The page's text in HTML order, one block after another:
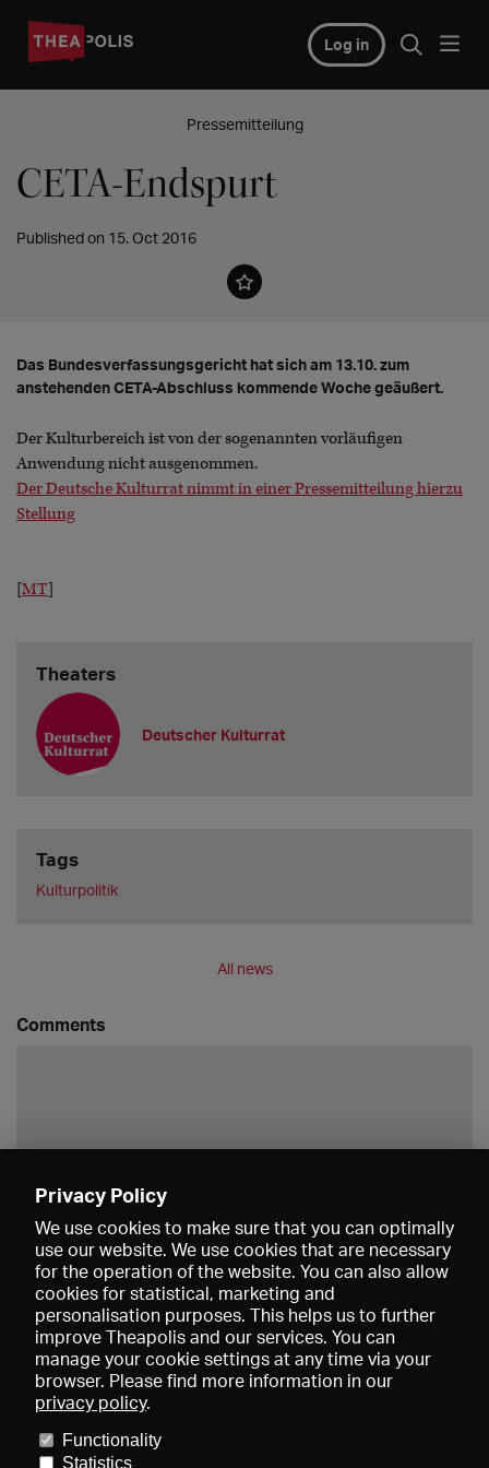
Log in
Pressemitteilung
CETA-Endspurt
Published on 15. Oct 2016
Das Bundesverfassungsgericht hat sich am 13.10. zum
anstehenden CETA-Abschluss kommende Woche geäußert.
Der Kulturbereich ist von der sogenannten vorläufigen
Anwendung nicht ausgenommen.
Der Deutsche Kulturrat nimmt in einer Pressemitteilung hierzu
Stellung
[MT]
Theaters
Deutscher Kulturrat
Tags
Kulturpolitik
All news
Comments
About us
Imprint
Privacy Policy
We use cookies to make sure that you can optimally
use our website. We use cookies that are necessary
for the operation of the website. You can also allow
cookies for statistical, marketing and
personalisation purposes. This helps us to further
improve Theapolis and our services. You can
manage your cookie settings at any time via your
browser. Please find more information in our
privacy policy.
Functionality
Statistics